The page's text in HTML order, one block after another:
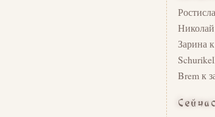
Николай
Зарина
Bremк